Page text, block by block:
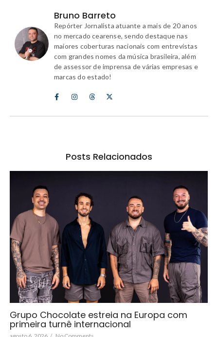
Bruno Barreto
Repórter Jornalista atuante a mais de 20 anos
no mercado cearense, sendo destaque nas
maiores coberturas nacionais com entrevistas
com grandes nomes da música brasileira, além
de assessor de imprensa de várias empresas e
marcas do estado!
Posts Relacionados
Grupo Chocolate estreia na Europa com
primeira turnê internacional